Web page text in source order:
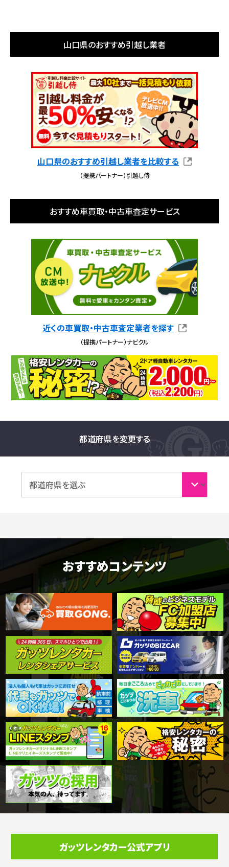
山口県のおすすめ引越し業者
山口県のおすすめ引越し業者を比較する
（提携パートナー）引越し侍
おすすめ車買取・中古車査定サービス
近くの車買取・中古車査定業者を探す
（提携パートナー）ナビクル
都道府県を変更する
おすすめコンテンツ
ガッツレンタカー公式アプリ